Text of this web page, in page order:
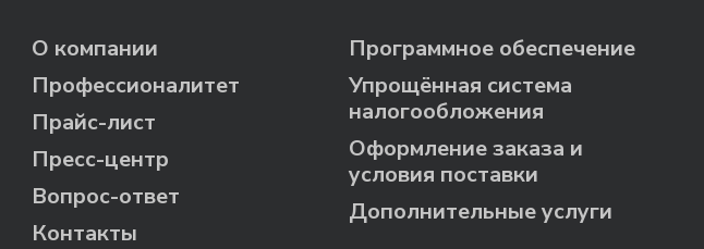
О компании
Профессионалитет
Прайс-лист
Пресс-центр
Вопрос-ответ
Контакты
Программное обеспечение
Упрощённая система
налогообложения
Оформление заказа и
условия поставки
Дополнительные услуги